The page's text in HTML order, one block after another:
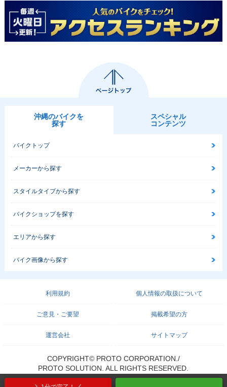
沖縄のバイクを
探す
スペシャル
コンテンツ
バイクトップ
メーカーから探す
スタイルタイプから探す
バイクショップを探す
エリアから探す
バイク画像から探す
利用規約 個人情報の取扱について
ご意見・ご要望 掲載希望の方
運営会社 サイトマップ
COPYRIGHT© PROTO CORPORATION./
PROTO SOLUTION. ALL RIGHTS RESERVED.